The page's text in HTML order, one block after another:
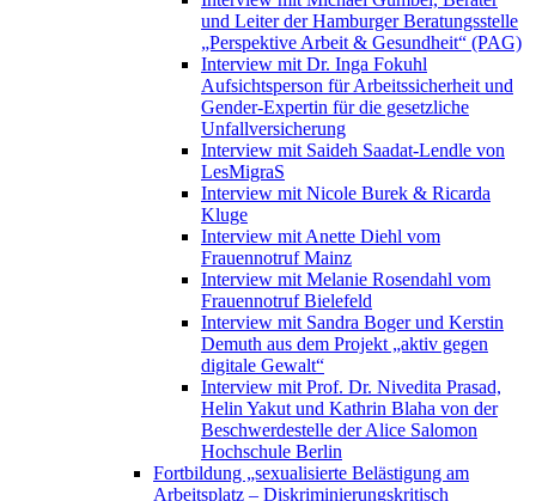
und Leiter der Hamburger Beratungsstelle
„Perspektive Arbeit & Gesundheit“ (PAG)
Interview mit Dr. Inga Fokuhl
Aufsichtsperson für Arbeitssicherheit und
Gender-Expertin für die gesetzliche
Unfallversicherung
Interview mit Saideh Saadat-Lendle von
LesMigraS
Interview mit Nicole Burek & Ricarda
Kluge
Interview mit Anette Diehl vom
Frauennotruf Mainz
Interview mit Melanie Rosendahl vom
Frauennotruf Bielefeld
Interview mit Sandra Boger und Kerstin
Demuth aus dem Projekt „aktiv gegen
digitale Gewalt“
Interview mit Prof. Dr. Nivedita Prasad,
Helin Yakut und Kathrin Blaha von der
Beschwerdestelle der Alice Salomon
Hochschule Berlin
Fortbildung „sexualisierte Belästigung am
Arbeitsplatz – Diskriminierungskritisch